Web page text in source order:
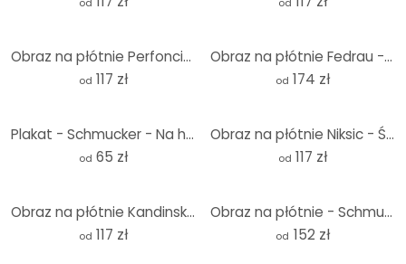
Obraz na płótnie Perfoncio - Kawa rustykalna
od 117 zł
Obraz na płótnie Fedrau - Rozlany - Panorama
od 174 zł
Plakat - Schmucker - Na horyzoncie
od 65 zł
Obraz na płótnie Niksic - Świt
od 117 zł
Obraz na płótnie Kandinsky - Linia ciągła
od 117 zł
Obraz na płótnie - Schmucker - miasto katedralne
od 152 zł